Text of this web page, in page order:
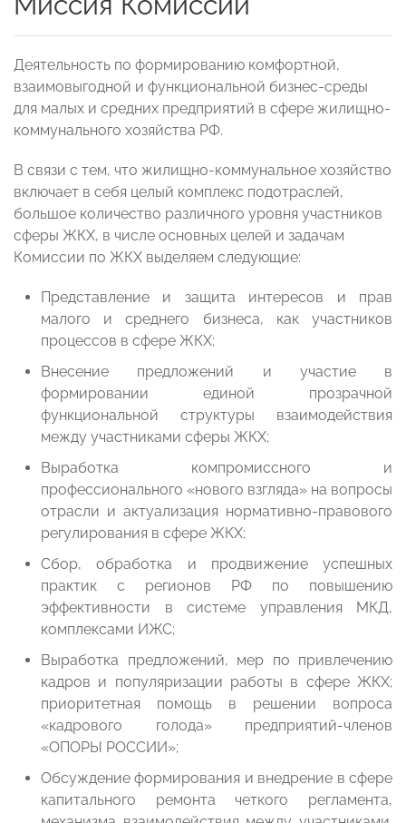
Деятельность по формированию комфортной,
взаимовыгодной и функциональной бизнес-среды
для малых и средних предприятий в сфере жилищно-
коммунального хозяйства РФ.
В связи с тем, что жилищно-коммунальное хозяйство
включает в себя целый комплекс подотраслей,
большое количество различного уровня участников
сферы ЖКХ, в числе основных целей и задачам
Комиссии по ЖКХ выделяем следующие:
Представление и защита интересов и прав
малого и среднего бизнеса, как участников
процессов в сфере ЖКХ;
Внесение предложений и участие в
формировании единой прозрачной
функциональной структуры взаимодействия
между участниками сферы ЖКХ;
Выработка компромиссного и
профессионального «нового взгляда» на вопросы
отрасли и актуализация нормативно-правового
регулирования в сфере ЖКХ;
Сбор, обработка и продвижение успешных
практик с регионов РФ по повышению
эффективности в системе управления МКД,
комплексами ИЖС;
Выработка предложений, мер по привлечению
кадров и популяризации работы в сфере ЖКХ;
приоритетная помощь в решении вопроса
«кадрового голода» предприятий-членов
«ОПОРЫ РОССИИ»;
Обсуждение формирования и внедрение в сфере
капитального ремонта четкого регламента,